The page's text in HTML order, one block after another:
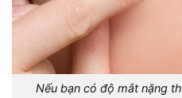
Nếu bạn có độ mắt nặng